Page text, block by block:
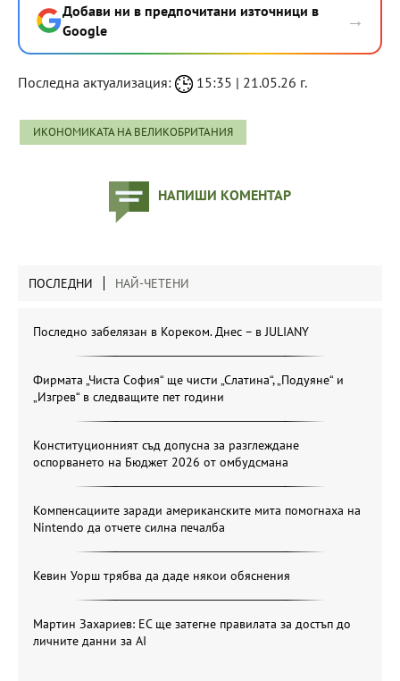
Добави ни в предпочитани източници в
Google
→
Последна актуализация: 15:35 | 21.05.26 г.
ИКОНОМИКАТА НА ВЕЛИКОБРИТАНИЯ
НАПИШИ КОМЕНТАР
ПОСЛЕДНИ НАЙ-ЧЕТЕНИ
Последно забелязан в Кореком. Днес – в JULIANY
Фирмата „Чиста София“ ще чисти „Слатина“, „Подуяне“ и
„Изгрев“ в следващите пет години
Конституционният съд допусна за разглеждане
оспорването на Бюджет 2026 от омбудсмана
Компенсациите заради американските мита помогнаха на
Nintendo да отчете силна печалба
Кевин Уорш трябва да даде някои обяснения
Мартин Захариев: ЕС ще затегне правилата за достъп до
личните данни за AI